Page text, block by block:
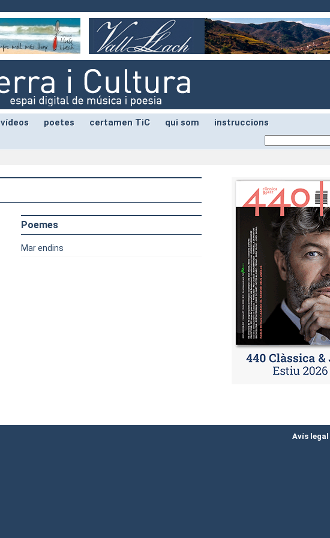
vídeos poetes certamen TiC qui som instruccions
Poemes
Mar endins
Avís legal